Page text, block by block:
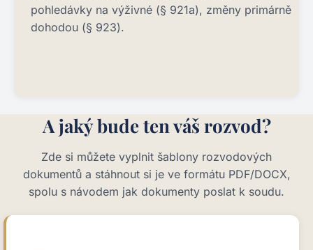
pohledávky na výživné (§ 921a), změny primárně
dohodou (§ 923).
A jaký bude ten váš rozvod?
Zde si můžete vyplnit šablony rozvodových
dokumentů a stáhnout si je ve formátu PDF/DOCX,
spolu s návodem jak dokumenty poslat k soudu.